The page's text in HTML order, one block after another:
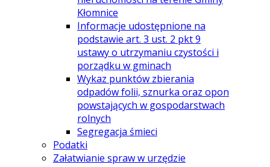
Kłomnice
Informacje udostępnione na
podstawie art. 3 ust. 2 pkt 9
ustawy o utrzymaniu czystości i
porządku w gminach
Wykaz punktów zbierania
odpadów folii, sznurka oraz opon
powstających w gospodarstwach
rolnych
Segregacja śmieci
Podatki
Załatwianie spraw w urzędzie